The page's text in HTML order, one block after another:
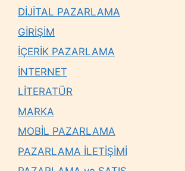
DİJİTAL PAZARLAMA
GİRİŞİM
İÇERİK PAZARLAMA
İNTERNET
LİTERATÜR
MARKA
MOBİL PAZARLAMA
PAZARLAMA İLETİŞİMİ